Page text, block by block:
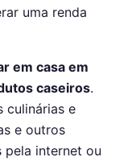
uma renda
em casa em
caseiros.
culinárias e
e outros
pela internet ou